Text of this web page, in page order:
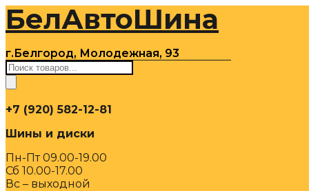
Перейти
содержимому
БелАвтоШина
г.Белгород, Молодежная, 93
Поиск
товаров
+7 (920) 582-12-81
Шины и диски
Пн-Пт 09.00-19.00
Сб 10.00-17.00
Вс – выходной